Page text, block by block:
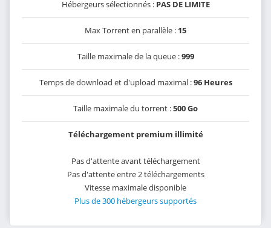
Hébergeurs sélectionnés : PAS DE LIMITE
Max Torrent en parallèle : 15
Taille maximale de la queue :999
Temps de download et d'upload maximal :96 Heures
Taille maximale du torrent :500 Go
Téléchargement premium illimité
Pas d'attente avant téléchargement
Pas d'attente entre 2 téléchargements
Vitesse maximale disponible
Plus de 300 hébergeurs supportés